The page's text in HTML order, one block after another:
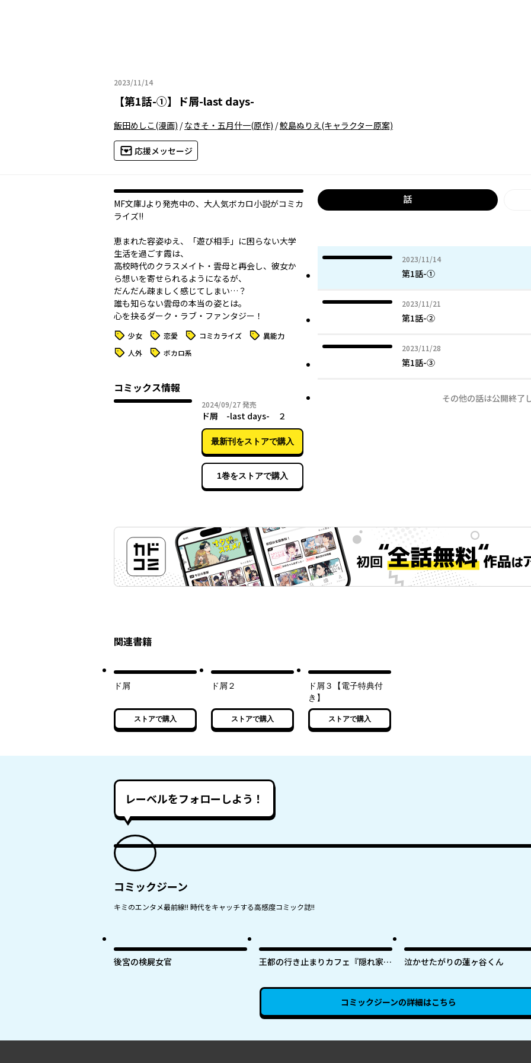
2023/11/14
2023年11月14日
【第1話-①】 ド屑-last days-
飯田めしこ(漫画) /なきそ・五月什一(原作) /鮫島ぬりえ(キャラクター原案)
応援メッセージ
MF文庫Jより発売中の、大人気ボカロ小説がコミカ
ライズ!!
恵まれた容姿ゆえ、「遊び相手」に困らない大学
生活を過ごす霞は、
高校時代のクラスメイト・雲母と再会し、彼女か
ら想いを寄せられるようになるが、
だんだん疎ましく感じてしまい…？
誰も知らない雲母の本当の姿とは。
心を抉るダーク・ラブ・ファンタジー！
タグ 少女 タグ 恋愛 タグ コミカライズ タグ 異能力
タグ 人外 タグ ボカロ系
コミックス情報
2024/09/272024年09月27日
発売
ド屑 -last days- ２
最新刊をストアで購入
1巻をストアで購入
話
2023/11/14
2023年11月14日
第1話-①
2023/11/21
2023年11月21日
第1話-②
2023/11/28
2023年11月28日
第1話-③
その他の話は公開終了
関連書籍
ド屑
ストアで購入
ド屑２
ストアで購入
ド屑３【電子特典付
き】
ストアで購入
レーベルをフォローしよう！
コミックジーン
キミのエンタメ最前線!! 時代をキャッチする高感度コミック誌!!
後宮の検屍女官
王都の行き止まりカフェ『隠れ家』
に筆頭文官様がくつろぎに来ます～
泣かせたがりの蓮ヶ谷くん
コミックジーンの詳細はこちら